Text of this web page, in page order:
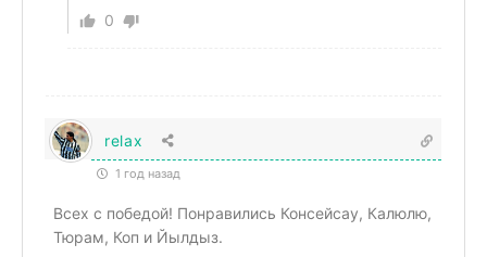
0
relax
1 год назад
Всех с победой! Понравились Консейсау, Калюлю,
Тюрам, Коп и Йылдыз.